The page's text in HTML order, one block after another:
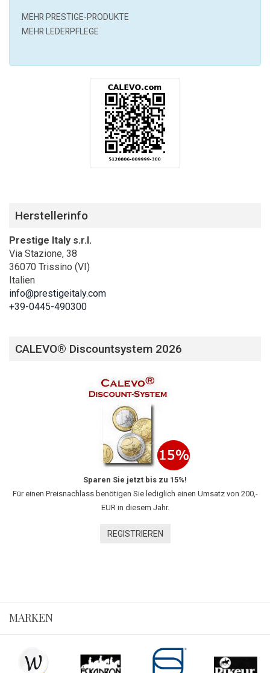
MEHR PRESTIGE-PRODUKTE
MEHR LEDERPFLEGE
Herstellerinfo
Prestige Italy s.r.l.
Via Stazione, 38
36070 Trissino (VI)
Italien
info@prestigeitaly.com
+39-0445-490300
CALEVO® Discountsystem 2026
Sparen Sie jetzt bis zu 15%!
Für einen Preisnachlass benötigen Sie lediglich einen Umsatz von 200,-
EUR in diesem Jahr.
REGISTRIEREN
MARKEN